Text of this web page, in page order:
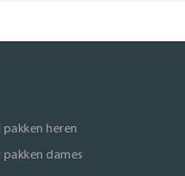
heren
dames